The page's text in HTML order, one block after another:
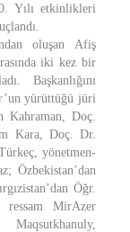
Yılı etkinlikleri
oluşan Afiş
iki kez bir
Başkanlığını
yürüttüğü jüri
Kahraman, Doç.
Kara, Doç. Dr.
yönetmen-
Özbekistan’dan
Öğr.
ressam MirAzer